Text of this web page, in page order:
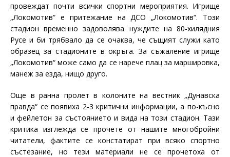
провеждат почти всички спортни мероприятия. Игрище
„Локомотив“ е притежание на ДСО „Локомотив“. Този
стадион временно задоволява нуждите на 80-хилядния
Русе и би трябвало да се очаква, че същият служи като
образец за стадионите в окръга. За съжаление игрище
„Локомотив“ може само да се нарече плац за маршировка,
манеж за езда, нищо друго.
Още в ранна пролет в колоните на вестник „Дунавска
правда“ се появиха 2-3 критични информации, а по-късно
и фейлетон за състоянието и вида на този стадион. Тази
критика изглежда се прочете от нашите многобройни
читатели, фактите се констатират при всяко спортно
състезание, но тези материали не се прочетоха от